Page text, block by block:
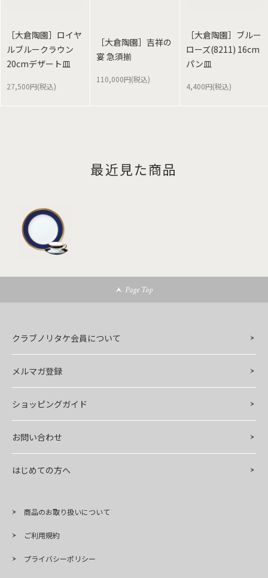
［大倉陶園］ロイヤ
ルブルークラウン
20cmデザート皿
27,500円(税込)
［大倉陶園］吉祥の
宴 急須揃
110,000円(税込)
［大倉陶園］ブルー
ローズ(8211) 16cm
パン皿
4,400円(税込)
最近見た商品
Page Top
クラブノリタケ会員について
メルマガ登録
ショッピングガイド
お問い合わせ
はじめての方へ
商品のお取り扱いについて
ご利用規約
プライバシーポリシー